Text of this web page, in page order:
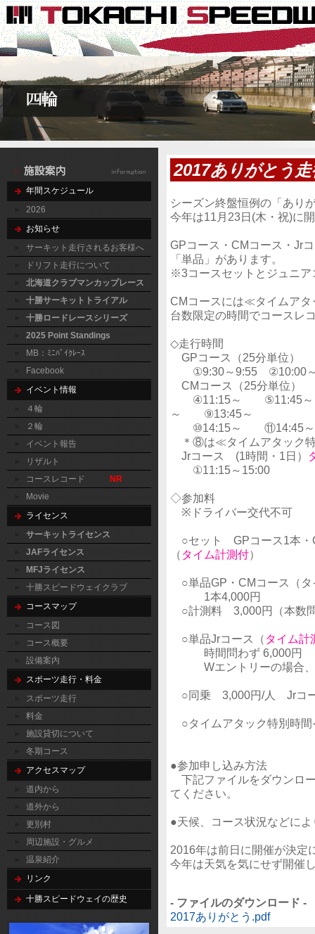
年間スケジュール
2026
お知らせ
サーキット走行されるお客様へ
ドリフト走行について
北海道クラブマンカップレース
十勝サーキットトライアル
十勝ロードレースシリーズ
2025 Point Standings
MB：ﾐﾆﾊﾞｲｸﾚｰｽ
Facebook
イベント情報
４輪
２輪
イベント報告
リザルト
コースレコード
NR
Movie
ライセンス
サーキットライセンス
JAFライセンス
MFJライセンス
十勝スピードウェイクラブ
コースマップ
コース図
コース概要
設備案内
スポーツ走行・料金
スポーツ走行
料金
施設貸切について
冬期コース
アクセスマップ
道内から
道外から
更別村
周辺施設・グルメ
温泉紹介
リンク
十勝スピードウェイの歴史
2017ありがとう
シーズン終盤恒例の「あり
今年は11月23日(木・祝)に
GPコース・CMコース・Jr
「単品」があります。
※3コースセットとジュニア
CMコースには≪タイムア
台数限定の時間でコースレ
◇走行時間
GPコース（25分単位）
①9:30～9:55 ②10:00
CMコース（25分単位）
④11:15～ ⑤11:45
～ ⑨13:45～
⑩14:15～ ⑪14:45～
＊⑧は≪タイムアタック
Jrコース (1時間・1日）
①11:15～15:00
◇参加料
※ドライバー交代不可
○セット GPコース1本・
（ タイム計測付）
○単品GP・CMコース（
1本4,000円
○計測料 3,000円（本数
○単品Jrコース（ タイム計
時間問わず 6,000円
Wエントリーの場合、
○同乗 3,000円/人 Jrコ
○タイムアタック特別時
●参加申し込み方法
下記ファイルをダウンロ
てください。
●天候、コース状況などに
2016年は前日に開催が決定
今年は天気を気にせず開催
- ファイルのダウンロード -
2017ありがとう.pdf